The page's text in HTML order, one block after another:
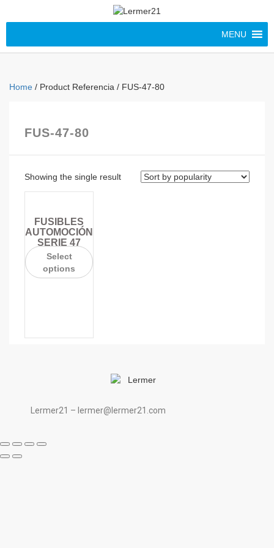
MENU
Home / Product Referencia / FUS-47-80
FUS-47-80
Showing the single result
FUSIBLES
AUTOMOCIÓN
SERIE 47
Select
options
Lermer21 – lermer@lermer21.com